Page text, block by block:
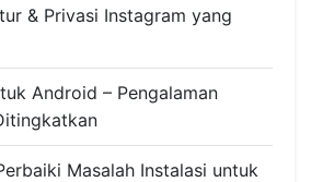
& Privasi Instagram yang
Android – Pengalaman
Masalah Instalasi untuk